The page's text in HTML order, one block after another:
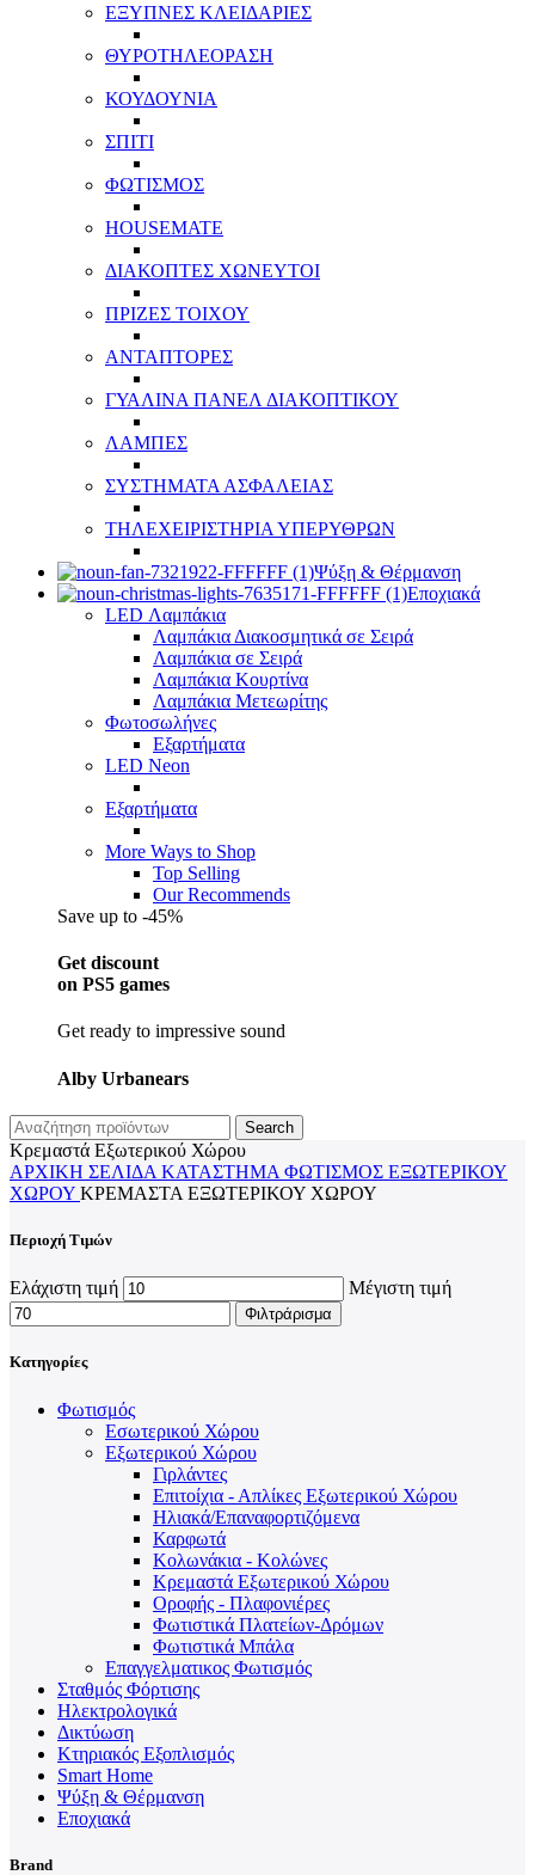
ΕΞΥΠΝΕΣ ΚΛΕΙΔΑΡΙΕΣ
ΘΥΡΟΤΗΛΕΟΡΑΣΗ
ΚΟΥΔΟΥΝΙΑ
ΣΠΙΤΙ
ΦΩΤΙΣΜΟΣ
HOUSEMATE
ΔΙΑΚΟΠΤΕΣ ΧΩΝΕΥΤΟΙ
ΠΡΙΖΕΣ ΤΟΙΧΟΥ
ΑΝΤΑΠΤΟΡΕΣ
ΓΥΑΛΙΝΑ ΠΑΝΕΛ ΔΙΑΚΟΠΤΙΚΟΥ
ΛΑΜΠΕΣ
ΣΥΣΤΗΜΑΤΑ ΑΣΦΑΛΕΙΑΣ
ΤΗΛΕΧΕΙΡΙΣΤΗΡΙΑ ΥΠΕΡΥΘΡΩΝ
Ψύξη & Θέρμανση
Εποχιακά
LED Λαμπάκια
Λαμπάκια Διακοσμητικά σε Σειρά
Λαμπάκια σε Σειρά
Λαμπάκια Κουρτίνα
Λαμπάκια Μετεωρίτης
Φωτοσωλήνες
Εξαρτήματα
LED Neon
Εξαρτήματα
More Ways to Shop
Top Selling
Our Recommends
Save up to -45%
Get discount
on PS5 games
Get ready to impressive sound
Alby Urbanears
Search
Κρεμαστά Εξωτερικού Χώρου
ΑΡΧΙΚΉ ΣΕΛΊΔΑ ΚΑΤΆΣΤΗΜΑ ΦΩΤΙΣΜΌΣ ΕΞΩΤΕΡΙΚΟΎ
ΧΏΡΟΥ ΚΡΕΜΑΣΤΆ ΕΞΩΤΕΡΙΚΟΎ ΧΏΡΟΥ
Περιοχή Τιμών
Ελάχιστη τιμή Μέγιστη τιμή
Φιλτράρισμα
Κατηγορίες
Φωτισμός
Εσωτερικού Χώρου
Εξωτερικού Χώρου
Γιρλάντες
Επιτοίχια - Απλίκες Εξωτερικού Χώρου
Ηλιακά/Επαναφορτιζόμενα
Καρφωτά
Κολωνάκια - Κολώνες
Κρεμαστά Εξωτερικού Χώρου
Οροφής - Πλαφονιέρες
Φωτιστικά Πλατείων-Δρόμων
Φωτιστικά Μπάλα
Επαγγελματικος Φωτισμός
Σταθμός Φόρτισης
Ηλεκτρολογικά
Δικτύωση
Κτηριακός Εξοπλισμός
Smart Home
Ψύξη & Θέρμανση
Εποχιακά
Brand